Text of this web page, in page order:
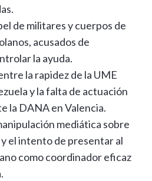
de militares y cuerpos de
acusados de
la ayuda.
la rapidez de la UME
y la falta de actuación
la DANA en Valencia.
mediática sobre
el intento de presentar al
como coordinador eficaz